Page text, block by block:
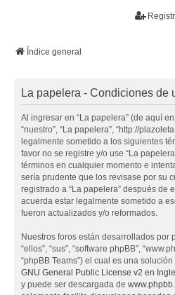
Índice general
La papelera - Condiciones de
Al ingresar en “La papelera” (de aquí en
“nuestro”, “La papelera”, “http://
legalmente sometido a los siguientes
favor no se registre y/o use “La
términos en cualquier momento e
sería prudente que los revisase por su
registrado a “La papelera” después de
acuerda estar legalmente sometido a
fueron actualizados y/o reformados.
Nuestros foros están desarrollados por
“ellos”, “sus”, “software phpBB”,
“phpBB Teams”) el cual es una
GNU General Public License v2 en
y puede ser descargada de